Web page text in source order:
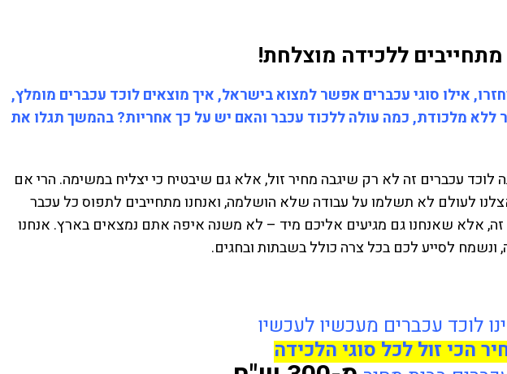
ללכידה מוצלחת!
אילו סוגי עכברים אפשר למצוא בישראל, איך מוצאים לוכד עכברים מומלץ,
ללא מלכודת, כמה עולה ללכוד עכבר והאם יש על כך אחריות? בהמשך תגלו את
עכברים זה לא רק שיגבה מחיר זול, אלא גם שיבטיח כי יצליח במשימה. הרי אם
לעולם לא תשלמו על עבודה שלא הושלמה, ואנחנו מתחייבים לתפוס כל עכבר
אלא שאנחנו גם מגיעים אליכם מיד – לא משנה איפה אתם נמצאים בארץ. אנחנו
לסייע לכם בכל צרה כולל בשבתות ובחגים.
לוכד עכברים מעכשיו לעכשיו
הכי זול לכל סוגי הלכידה